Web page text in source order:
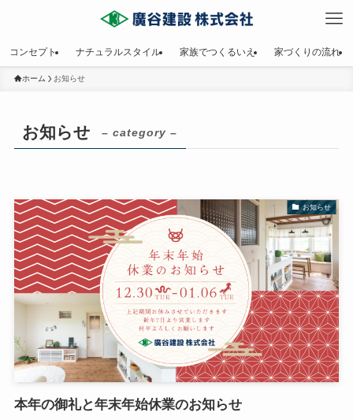
コンセプト ナチュラルスタイル 家族でつくるいえ 家づくりの流れ
ホーム お知らせ
お知らせ – category –
お知らせ
本年の御礼と年末年始休業のお知らせ